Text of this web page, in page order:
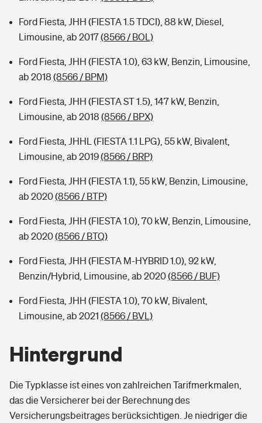
Ford Fiesta, JHH (FIESTA 1.5 TDCI), 88 kW, Diesel,
Limousine, ab 2017(8566 / BOL)
Ford Fiesta, JHH (FIESTA 1.0), 63 kW, Benzin, Limousine,
ab 2018 (8566 / BPM)
Ford Fiesta, JHH (FIESTA ST 1.5), 147 kW, Benzin,
Limousine, ab 2018 (8566 / BPX)
Ford Fiesta, JHHL (FIESTA 1.1 LPG), 55 kW, Bivalent,
Limousine, ab 2019(8566 / BRP)
Ford Fiesta, JHH (FIESTA 1.1), 55 kW, Benzin, Limousine,
ab 2020(8566 / BTP)
Ford Fiesta, JHH (FIESTA 1.0), 70 kW, Benzin, Limousine,
ab 2020(8566 / BTQ)
Ford Fiesta, JHH (FIESTA M-HYBRID 1.0), 92 kW,
Benzin/Hybrid, Limousine, ab 2020(8566 / BUF)
Ford Fiesta, JHH (FIESTA 1.0), 70 kW, Bivalent,
Limousine, ab 2021 (8566 / BVL)
Hintergrund
Die Typklasse ist eines von zahlreichen Tarifmerkmalen,
das die Versicherer bei der Berechnung des
Versicherungsbeitrages berücksichtigen. Je niedriger die